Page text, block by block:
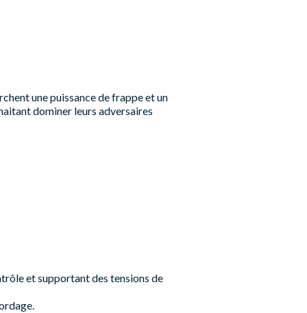
une puissance de frappe et un
dominer leurs adversaires
et supportant des tensions de